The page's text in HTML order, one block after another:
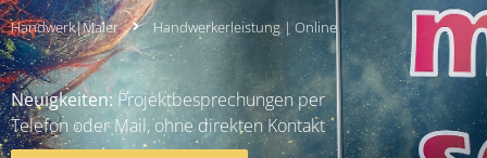
Handwerk|Maler Handwerkerleistung | Online
Neuigkeiten:Projektbesprechungen per
Telefon oder Mail, ohne direkten Kontakt